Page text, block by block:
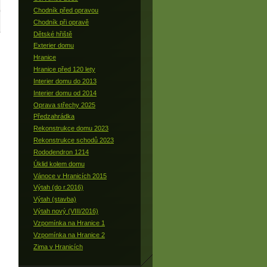
Chodník před opravou
Chodník při opravě
Dětské hřiště
Exterier domu
Hranice
Hranice před 120 lety
Interier domu do 2013
Interier domu od 2014
Oprava střechy 2025
Předzahrádka
Rekonstrukce domu 2023
Rekonstrukce schodů 2023
Rododendron 1214
Úklid kolem domu
Vánoce v Hranicích 2015
Výtah (do r.2016)
Výtah (stavba)
Výtah nový (VIII/2016)
Vzpomínka na Hranice 1
Vzpomínka na Hranice 2
Zima v Hranicích